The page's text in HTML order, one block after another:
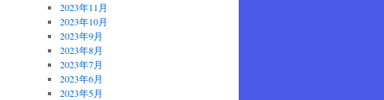
2023年11月
2023年10月
2023年9月
2023年8月
2023年7月
2023年6月
2023年5月